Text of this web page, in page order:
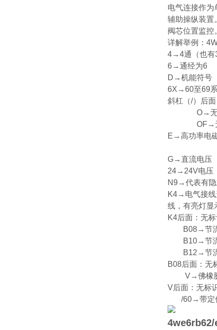
电气连接作为
辅助操纵装置
阀芯位置监控
详解举例：
4→4通（也有
6→通经为6
D→机能符号
6X→60至69
斜杠（/）后
O→无弹
OF→无弹
E→高功率电
G→直流电压
24→24V电压
N9→代表有隐
K4→电气接线
线，有亮灯显
K4后面：无
B08→节流
B10→节流
B12→节流
B08后面：无
V→佛橡胶
V后面：无标
/60→带定